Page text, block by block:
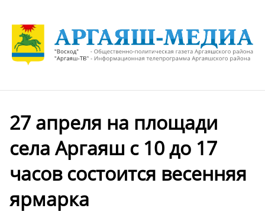
27 апреля на площади
села Аргаяш с 10 до 17
часов состоится весенняя
ярмарка